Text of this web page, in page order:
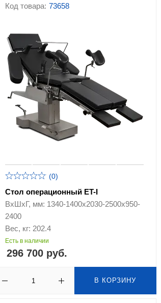
Хирургическое
оборудование
Средства реабилитации
Секции стульев для
медицинских учреждений
Медицинские кресла
Код товара: 73658
(0)
Стол операционный ET-I
ВхШхГ, мм: 1340-1400х2030-2500х950-
2400
Вес, кг: 202.4
Есть в наличии
296 700 руб.
В КОРЗИНУ